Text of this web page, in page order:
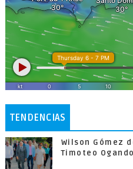
TENDENCIAS
Wilson Gómez
Timoteo